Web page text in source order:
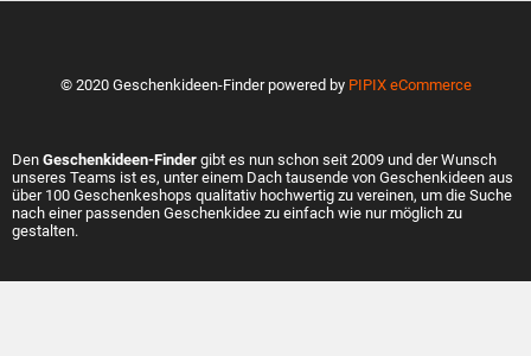
© 2020 Geschenkideen-Finder powered by PIPIX eCommerce
Den Geschenkideen-Finder gibt es nun schon seit 2009 und der Wunsch
unseres Teams ist es, unter einem Dach tausende von Geschenkideen aus
über 100 Geschenkeshops qualitativ hochwertig zu vereinen, um die Suche
nach einer passenden Geschenkidee zu einfach wie nur möglich zu
gestalten.